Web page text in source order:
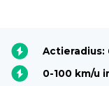
Actieradius:
0-100 km/u